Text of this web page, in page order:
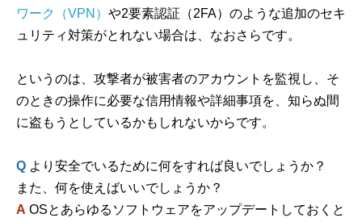
ワーク（VPN） や2要素認証（2FA）のような追加のセキ
ュリティ対策がとれない場合は、なおさらです。
というのは、攻撃者が被害者のアカウントを監視し、そ
のときの操作に必要な信用情報や詳細事項を、知らぬ間
に盗もうとしているかもしれないからです。
Q より安全でいるために何をすれば良いでしょうか？
また、何を使えばいいでしょうか？
A OSとあらゆるソフトウェアをアップデートしておくと